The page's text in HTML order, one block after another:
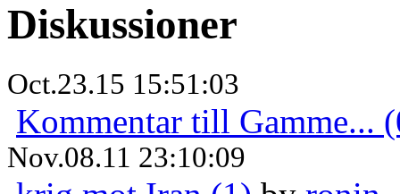
Diskussioner
Oct.23.15 15:51:03
Kommentar till Gamme...
Nov.08.11 23:10:09